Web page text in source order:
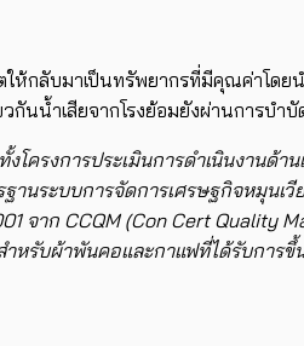
ให้กลับมาเป็นทรัพยากรที่มีคุณค่าโดย
นน้ำเสียจากโรงย้อมยังผ่านการบำ
ครงการประเมินการดำเนินงานด้
านระบบการจัดการเศรษฐกิจหมุนเ
จาก CCQM (Con Cert Quality
หรับผ้าพันคอและกาแฟที่ได้รับการ